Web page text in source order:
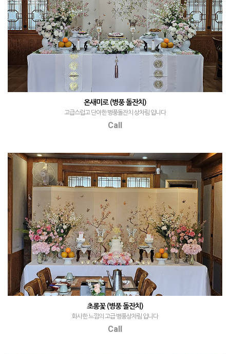
온새미로 (병풍 돌잔치)
고급스럽고 단아한 병풍돌잔치 상차림 입니다
Call
초롱꽃 (병풍 돌잔치)
화사한 느낌의 고급 병풍상차림 입니다
Call